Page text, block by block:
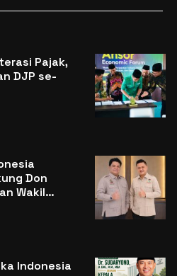
Pajak,
DJP se-
Don
Wakil
Indonesia